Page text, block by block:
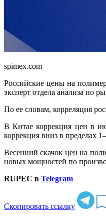
spimex.com
Российские цены на
эксперт отдела анализа по
По ее словам, корреляция
В Китае коррекция цен в
коррекция вниз в пределах
Весенний скачок цен на
новых мощностей по
RUPEC в Telegram
Скопировать ссылку